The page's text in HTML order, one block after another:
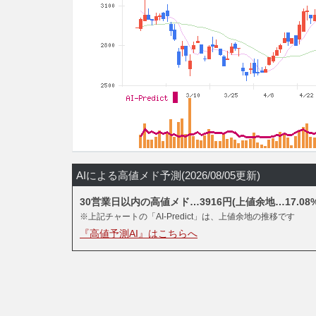
AIによる高値メド予測(2026/08/05更新)
30営業日以内の高値メド…3916円(上値余地
※上記チャートの「AI-Predict」は、上値余地の推移です
『高値予測AI』はこちらへ